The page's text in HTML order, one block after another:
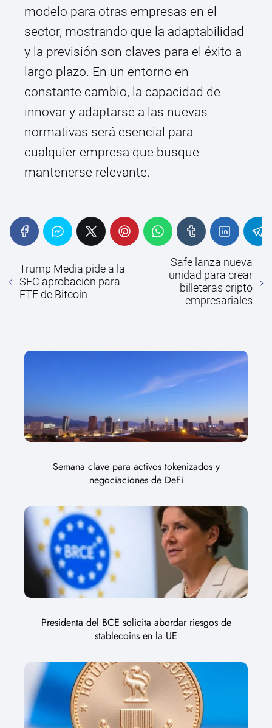
modelo para otras empresas en el
sector, mostrando que la adaptabilidad
y la previsión son claves para el éxito a
largo plazo. En un entorno en
constante cambio, la capacidad de
innovar y adaptarse a las nuevas
normativas será esencial para
cualquier empresa que busque
mantenerse relevante.
Trump Media pide a la
SEC aprobación para
ETF de Bitcoin
Safe lanza nueva
unidad para crear
billeteras cripto
empresariales
Semana clave para activos tokenizados y
negociaciones de DeFi
Presidenta del BCE solicita abordar riesgos de
stablecoins en la UE